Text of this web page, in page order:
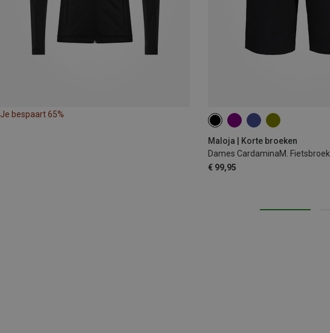
Je bespaart 65%
Maloja | Korte broeken
Dames CardaminaM. Fietsbroek
€ 99,95
XS S M